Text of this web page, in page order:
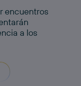
encuentros
a los